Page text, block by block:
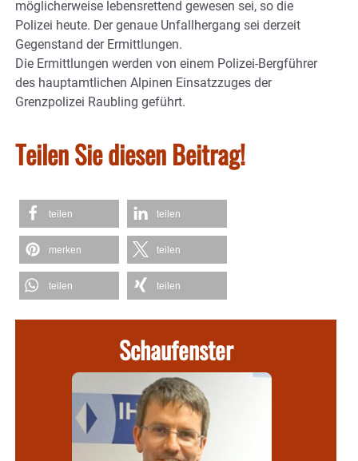
möglicherweise lebensrettend gewesen sei, so die
Polizei heute. Der genaue Unfallhergang sei derzeit
Gegenstand der Ermittlungen.
Die Ermittlungen werden von einem Polizei-Bergführer
des hauptamtlichen Alpinen Einsatzzuges der
Grenzpolizei Raubling geführt.
Teilen Sie diesen Beitrag!
teilen teilen
merken teilen
teilen teilen
Schaufenster